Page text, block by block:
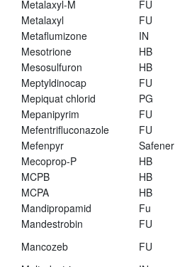
Metalaxyl-M
FU
Metalaxyl
FU
Metaflumizone
IN
Mesotrione
HB
Mesosulfuron
HB
Meptyldinocap
FU
Mepiquat chlorid
PG
Mepanipyrim
FU
Mefentrifluconazole
FU
Mefenpyr
Safener
Mecoprop-P
HB
MCPB
HB
MCPA
HB
Mandipropamid
Fu
Mandestrobin
FU
Mancozeb
FU